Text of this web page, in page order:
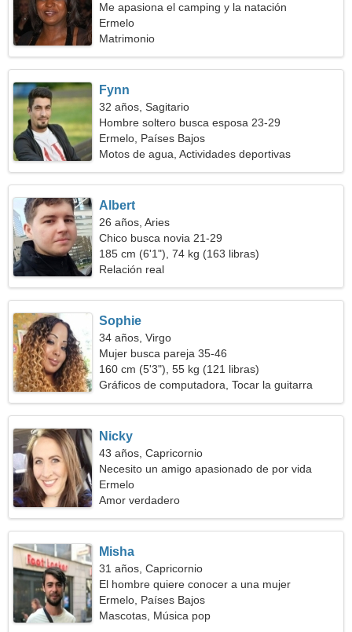
Me apasiona el camping y la natación
Ermelo
Matrimonio
Fynn
32 años, Sagitario
Hombre soltero busca esposa 23-29
Ermelo, Países Bajos
Motos de agua, Actividades deportivas
Albert
26 años, Aries
Chico busca novia 21-29
185 cm (6'1"), 74 kg (163 libras)
Relación real
Sophie
34 años, Virgo
Mujer busca pareja 35-46
160 cm (5'3"), 55 kg (121 libras)
Gráficos de computadora, Tocar la guitarra
Nicky
43 años, Capricornio
Necesito un amigo apasionado de por vida
Ermelo
Amor verdadero
Misha
31 años, Capricornio
El hombre quiere conocer a una mujer
Ermelo, Países Bajos
Mascotas, Música pop